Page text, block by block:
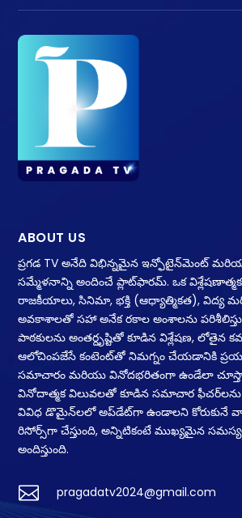
ABOUT US
ప్రగడ TV అనేది విభిన్నమైన ఇన్ఫోటైన్‌మెంట్
సమ్మేళనాన్ని అందించే ప్లాట్‌ఫారమ్. ఒక
రాజకీయాలు, సినిమా, భక్తి (ఆధ్యాత్మికత), విద్య
అవకాశాలతో సహా అనేక రకాల అంశాలను
పాఠకులను అంతర్దృష్టితో కూడిన విశ్లేషణ, లోతైన
ఆలోచింపజేసే కంటెంట్‌తో నిమగ్నం చేయడానికి
సమాచారం మరియు వినోదభరితంగా ఉండేలా
వినోదాత్మక విలువలతో కూడిన సమాచార ఫీచర్‌లను
వివిధ డొమైన్‌లలో అప్‌డేట్‌గా ఉండాలని కోరుకునే
రిసోర్స్‌గా చేస్తుంది, అన్నిటికంటే ముఖ్యమైన
అందిస్తుంది.
 pragadatv2024@gmail.com